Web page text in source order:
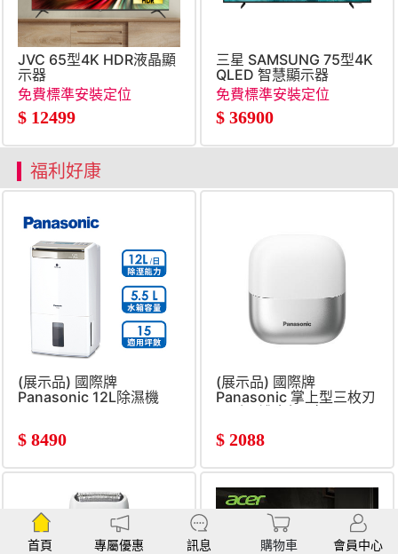
JVC 65型4K HDR液晶顯
示器
免費標準安裝定位
$ 12499
三星 SAMSUNG 75型4K
QLED 智慧顯示器
免費標準安裝定位
$ 36900
福利好康
(展示品) 國際牌
Panasonic 12L除濕機
$ 8490
(展示品) 國際牌
Panasonic 掌上型三枚刃
電鬍刀禮盒組 (白)
$ 2088
首頁 專屬優惠 訊息 購物車 會員中心